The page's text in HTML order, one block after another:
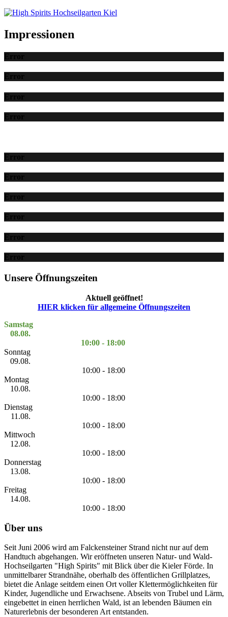
Impressionen
Error
Error
Error
Error
Error
Error
Error
Error
Error
Error
Unsere Öffnungszeiten
Aktuell geöffnet!
HIER klicken für allgemeine Öffnungszeiten
Samstag
08.08.
10:00 - 18:00
Sonntag
09.08.
10:00 - 18:00
Montag
10.08.
10:00 - 18:00
Dienstag
11.08.
10:00 - 18:00
Mittwoch
12.08.
10:00 - 18:00
Donnerstag
13.08.
10:00 - 18:00
Freitag
14.08.
10:00 - 18:00
Über uns
Seit Juni 2006 wird am Falckensteiner Strand nicht nur auf dem
Handtuch abgehangen. Wir eröffneten unseren Natur- und Wald-
Hochseilgarten "High Spirits" mit Blick über die Kieler Förde. In
unmittelbarer Strandnähe, oberhalb des öffentlichen Grillplatzes,
bietet die Anlage seitdem einen Ort voller Klettermöglichkeiten für
Kinder, Jugendliche und Erwachsene. Abseits von Trubel und Lärm,
eingebettet in einen herrlichen Wald, ist an lebenden Bäumen ein
Naturerlebnis der besonderen Art entstanden.